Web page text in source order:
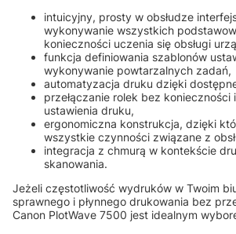
intuicyjny, prosty w obsłudze
wykonywanie wszystkich
konieczności uczenia się obsługi
funkcja definiowania szablonów
wykonywanie powtarzalnych zadań,
automatyzacja druku dzięki
przełączanie rolek bez konieczności
ustawienia druku,
ergonomiczna konstrukcja, dzięki
wszystkie czynności związane z
integracja z chmurą w kontekście
skanowania.
Jeżeli częstotliwość wydruków w Twoim
sprawnego i płynnego drukowania bez
Canon PlotWave 7500 jest idealnym